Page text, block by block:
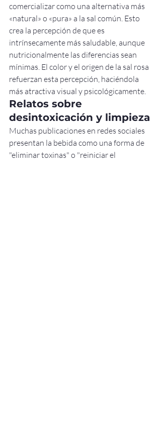
comercializar como una alternativa más
«natural» o «pura» a la sal común. Esto
crea la percepción de que es
intrínsecamente más saludable, aunque
nutricionalmente las diferencias sean
mínimas. El color y el origen de la sal rosa
refuerzan esta percepción, haciéndola
más atractiva visual y psicológicamente.
Relatos sobre
desintoxicación y limpieza
Muchas publicaciones en redes sociales
presentan la bebida como una forma de
"eliminar toxinas" o "reiniciar el